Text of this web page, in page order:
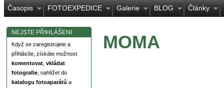
Časopis FOTOEXPEDICE Galerie BLOG Články
NEJSTE PŘIHLÁŠENI
Když se zaregistrujete a
přihlásíte, získáte možnost
komentovat vkládat
fotografie , nahlížet do
katalogu fotoaparátů a
MOMA